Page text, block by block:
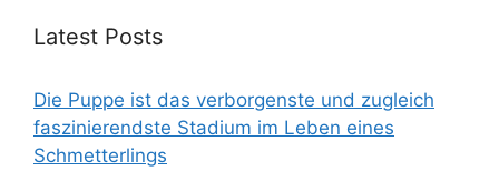
Latest Posts
Die Puppe ist das verborgenste und zugleich
faszinierendste Stadium im Leben eines
Schmetterlings